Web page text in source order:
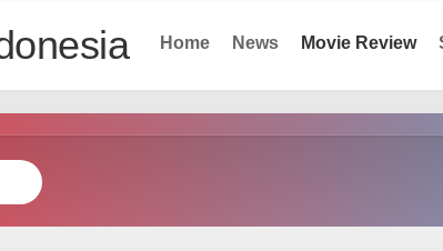
Home News Movie Review